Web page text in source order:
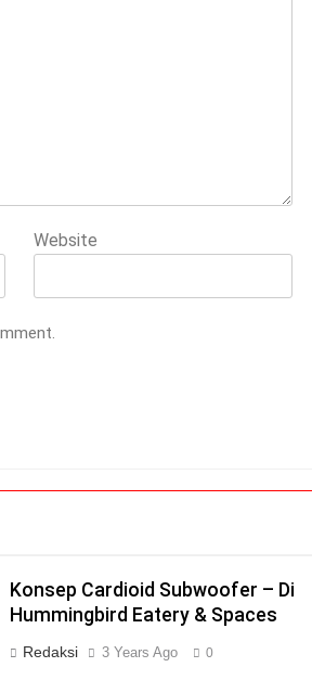
Website
Konsep Cardioid Subwoofer – Di
Hummingbird Eatery & Spaces
Redaksi 3 Years Ago 0